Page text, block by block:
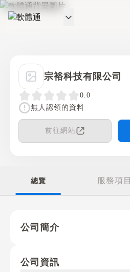
軟體通
宗裕科技有限公司
0.0
無人認領的資料
前往網站
總覽 服務項目
公司簡介
公司資訊